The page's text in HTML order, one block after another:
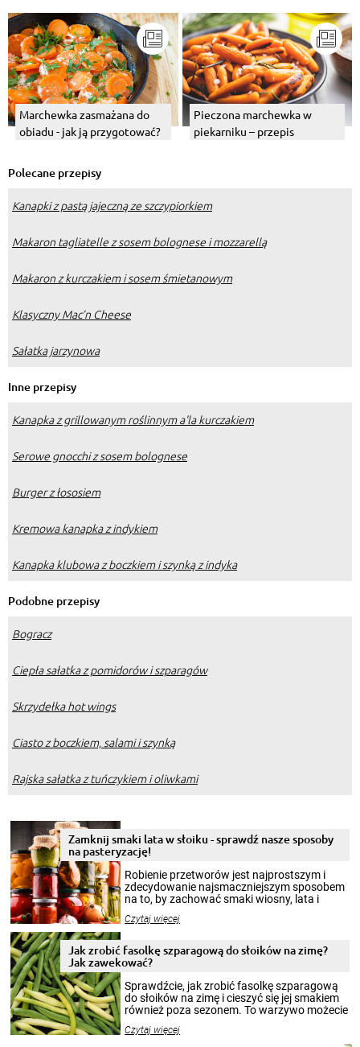
Marchewka zasmażana do
obiadu - jak ją przygotować?
Pieczona marchewka w
piekarniku – przepis
Polecane przepisy
Kanapki z pastą jajeczną ze szczypiorkiem
Makaron tagliatelle z sosem bolognese i mozzarellą
Makaron z kurczakiem i sosem śmietanowym
Klasyczny Mac’n Cheese
Sałatka jarzynowa
Inne przepisy
Kanapka z grillowanym roślinnym a'la kurczakiem
Serowe gnocchi z sosem bolognese
Burger z łososiem
Kremowa kanapka z indykiem
Kanapka klubowa z boczkiem i szynką z indyka
Podobne przepisy
Bogracz
Ciepła sałatka z pomidorów i szparagów
Skrzydełka hot wings
Ciasto z boczkiem, salami i szynką
Rajska sałatka z tuńczykiem i oliwkami
Zamknij smaki lata w słoiku - sprawdź nasze sposoby
na pasteryzację!
Robienie przetworów jest najprostszym i
zdecydowanie najsmaczniejszym sposobem
na to, by zachować smaki wiosny, lata i
krajobrazów, by cieszyć nimi oko w sezonie
pełni poczuć atmosferę cieplejszych
miesięcy. Przygotowanie słoików ze
patenty, które pozwolą zachować świeżość
przetworów.
Czytaj więcej
Jak zrobić fasolkę szparagową do słoików na zimę?
Jak zawekować?
Sprawdźcie, jak zrobić fasolkę szparagową
do słoików na zimę i cieszyć się jej smakiem
również poza sezonem. To warzywo możecie
nasze propozycje!
Czytaj więcej